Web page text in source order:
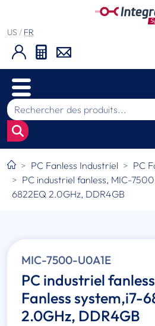
US / FR
PC Fanless Industriel
PC
PC industriel fanless, MIC-
6822EQ 2.0GHz, DDR4GB
MIC-7500-U0A1E
PC industriel
Fanless system,i7-
2.0GHz, DDR4GB